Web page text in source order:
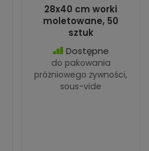
28x40 cm worki
moletowane, 50
sztuk
Dostępne
do pakowania
próżniowego żywności,
sous-vide